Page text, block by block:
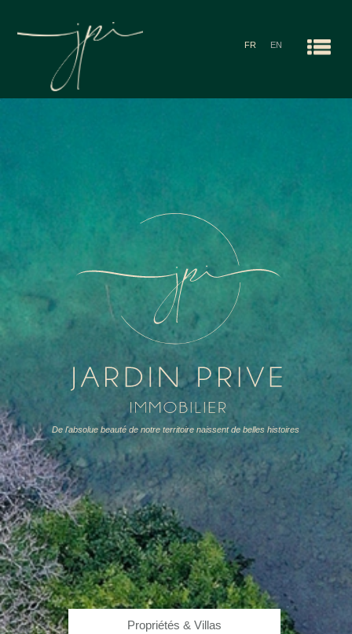
FR EN
ACCUEIL
Propriétés & Villas